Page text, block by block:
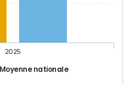
Moyenne nationale
2025